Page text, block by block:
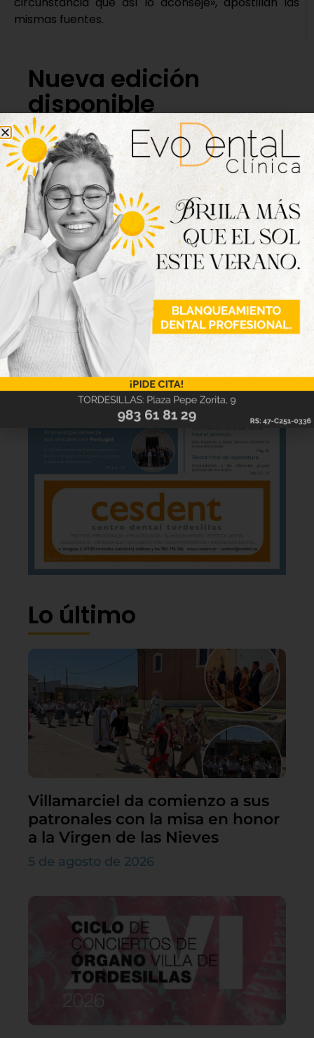
mismas fuentes.
Nueva edición
disponible
Hazte ya con la trigésimo séptima edición de
la revista Tordesillas al día. Haz clic sobre la
imagen para verla online.
Lo último
Villamarciel da comienzo a sus
patronales con la misa en honor
a la Virgen de las Nieves
5 de agosto de 2026